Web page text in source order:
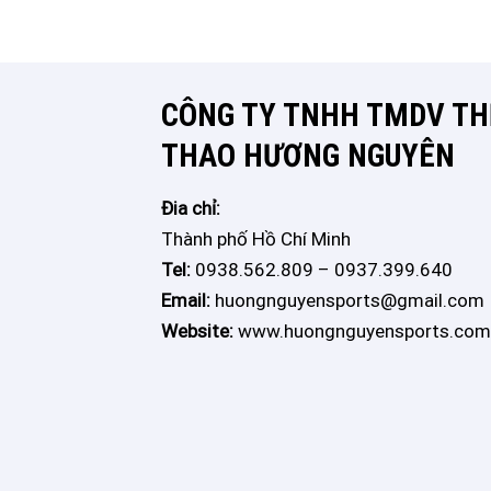
CÔNG TY TNHH TMDV
THAO HƯƠNG NGUYÊN
Đia chỉ:
Thành phố Hồ Chí Minh
Tel: 0938.562.809 – 0937.399.640
Email: huongnguyensports@gmail.com
Website: www.huongnguyensports.com